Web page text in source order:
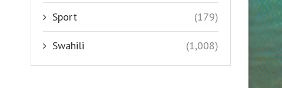
Sport (179)
Swahili (1,008)